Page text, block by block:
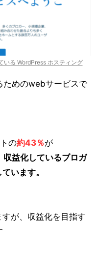
いる WordPress ホスティング
ためのwebサービスで
の約43％が
収益化しているブロガ
います。
が、収益化を目指す